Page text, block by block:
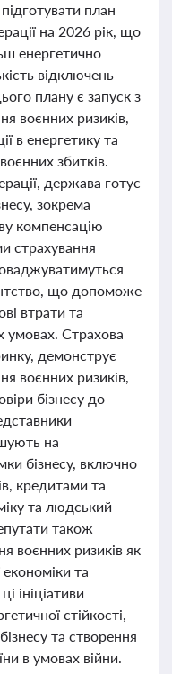
план
на 2026 рік, що
енергетично
відключень
плану є запуск з
воєнних ризиків,
в енергетику та
збитків.
держава готує
зокрема
компенсацію
страхування
що допоможе
втрати та
умовах. Страхова
демонструє
воєнних ризиків,
бізнесу до
на
бізнесу, включно
кредитами та
та людський
також
воєнних ризиків як
економіки та
ініціативи
стійкості,
та створення
в умовах війни.